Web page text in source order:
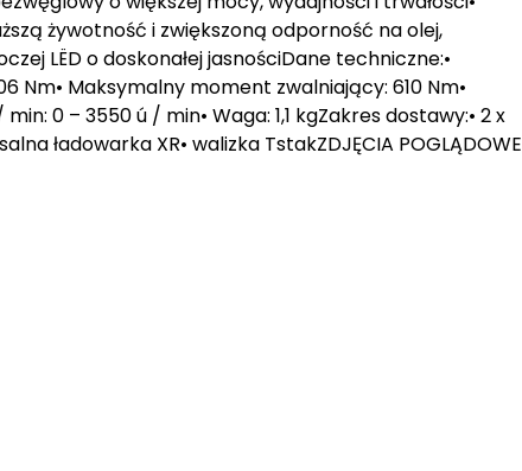
żywotność i zwiększoną odporność na olej,
LËD o doskonałej jasnościDane techniczne:•
Nm• Maksymalny moment zwalniający: 610 Nm•
0 – 3550 ú / min• Waga: 1,1 kgZakres dostawy:• 2 x
ładowarka XR• walizka TstakZDJĘCIA POGLĄDOWE